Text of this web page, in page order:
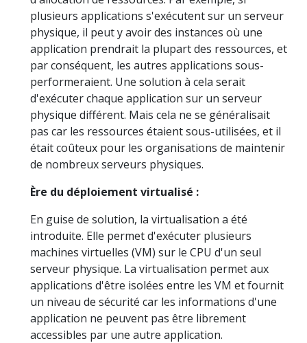
plusieurs applications s'exécutent sur un serveur
physique, il peut y avoir des instances où une
application prendrait la plupart des ressources, et
par conséquent, les autres applications sous-
performeraient. Une solution à cela serait
d'exécuter chaque application sur un serveur
physique différent. Mais cela ne se généralisait
pas car les ressources étaient sous-utilisées, et il
était coûteux pour les organisations de maintenir
de nombreux serveurs physiques.
Ère du déploiement virtualisé :
En guise de solution, la virtualisation a été
introduite. Elle permet d'exécuter plusieurs
machines virtuelles (VM) sur le CPU d'un seul
serveur physique. La virtualisation permet aux
applications d'être isolées entre les VM et fournit
un niveau de sécurité car les informations d'une
application ne peuvent pas être librement
accessibles par une autre application.